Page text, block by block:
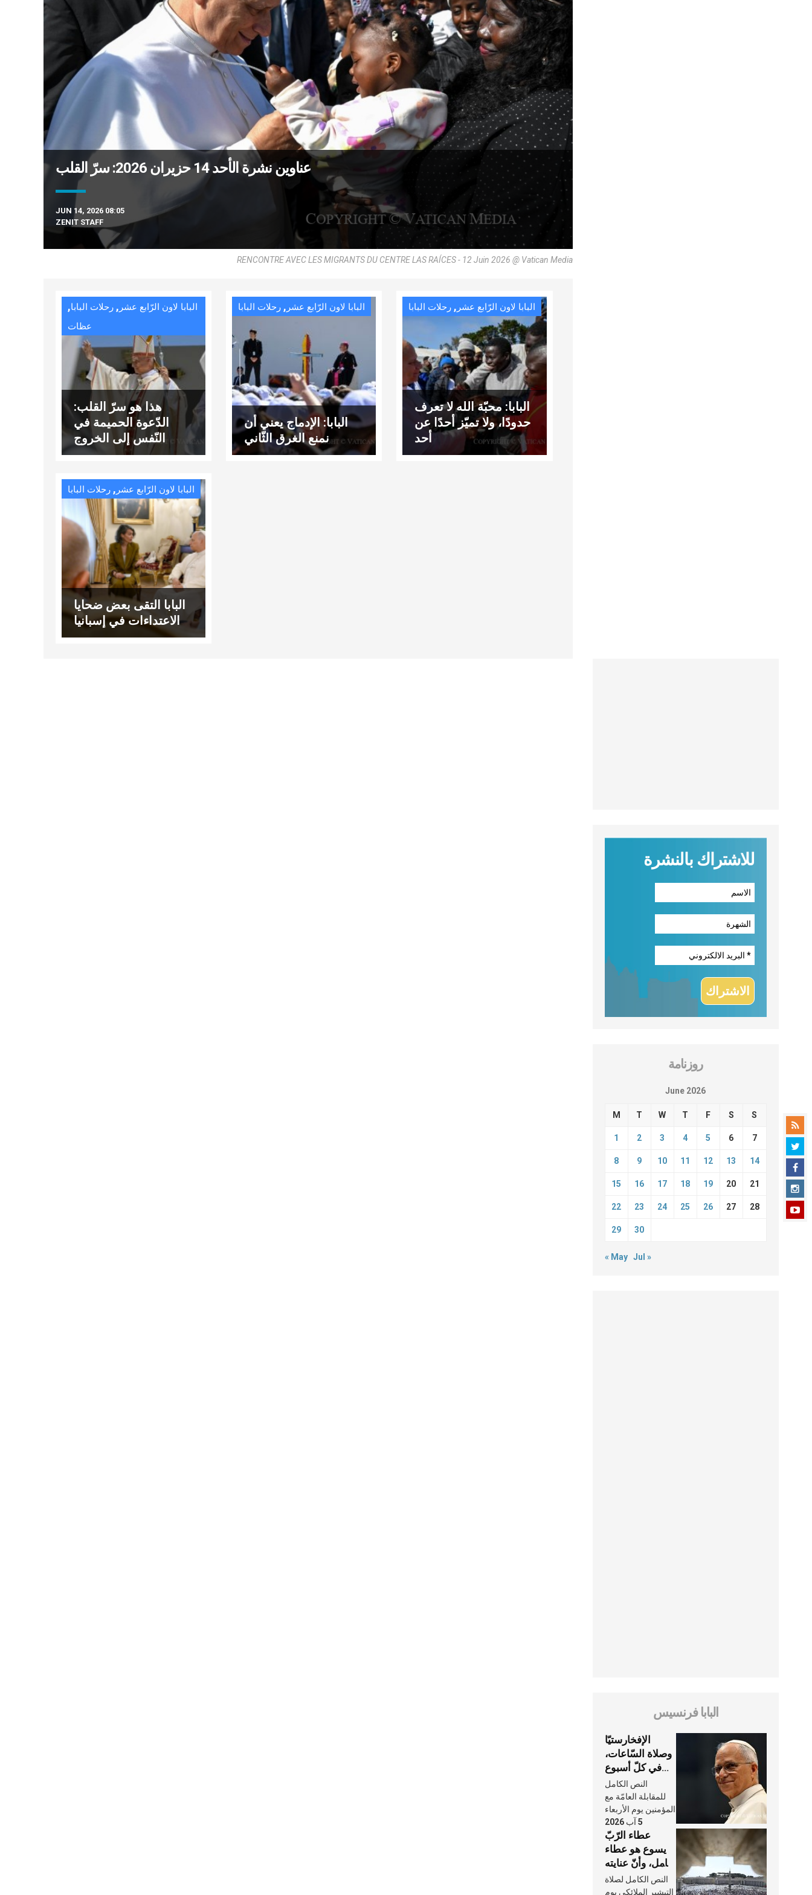
عناوين نشرة الأحد 14 حزيران 2026: سرّ القلب
JUN 14, 2026 08:05
ZENIT STAFF
RENCONTRE AVEC LES MIGRANTS DU CENTRE LAS RAÍCES - 12 Juin 2026 @ Vatican Media
البابا لاون الرّابع عشر , رحلات البابا,
عظات
هذا هو سرّ القلب:
الدّعوة الحميمة في
النّفس إلى الخروج
واللقاء
البابا لاون الرّابع عشر , رحلات البابا
البابا: الإدماج يعني أن
نمنع الغرق الثّاني
البابا لاون الرّابع عشر , رحلات البابا
البابا: محبّة الله لا تعرف
حدودًا، ولا تميّز أحدًا عن
أحد
البابا لاون الرّابع عشر , رحلات البابا
البابا التقى بعض ضحايا
الاعتداءات في إسبانيا
للاشتراك بالنشرة
روزنامة
June 2026
M T W T F S S
1 2 3 4 5 6 7
8 9 10 11 12 13 14
15 16 17 18 19 20 21
22 23 24 25 26 27 28
29 30
« May Jul »
البابا فرنسيس
الإفخارستيّا
وصلاة السّاعات،
في كلّ أسبوع
وكلّ يوم، هما
النَّفَس في حياة
الكنيسة
النص الكامل
للمقابلة العامّة مع
المؤمنين يوم الأربعاء
5 آب 2026
عطاء الرّبّ
يسوع هو عطاء
شامل، وأنّ عنايته
بنا لا تغيب عنّا
أبدًا
النص الكامل لصلاة
التبشير الملائكي يوم